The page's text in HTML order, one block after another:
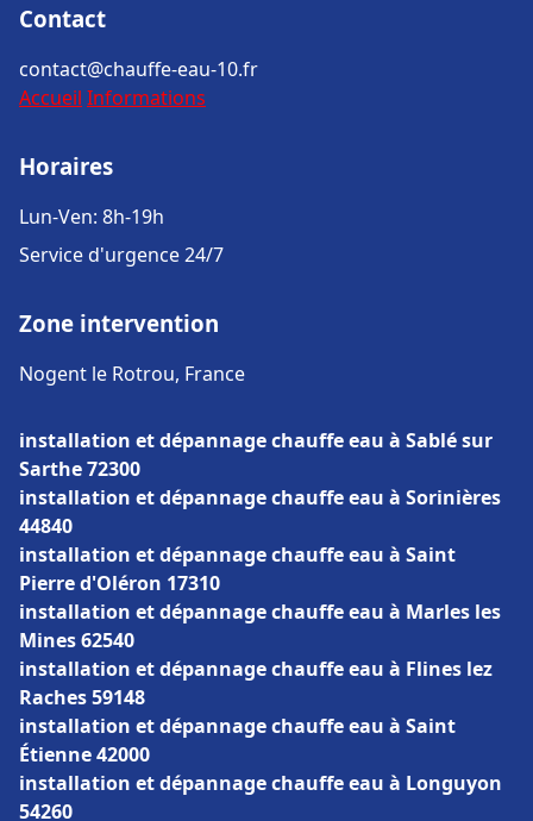
Contact
contact@chauffe-eau-10.fr
Accueil Informations
Horaires
Lun-Ven: 8h-19h
Service d'urgence 24/7
Zone intervention
Nogent le Rotrou, France
installation et dépannage chauffe eau à Sablé sur
Sarthe 72300
installation et dépannage chauffe eau à Sorinières
44840
installation et dépannage chauffe eau à Saint
Pierre d'Oléron 17310
installation et dépannage chauffe eau à Marles les
Mines 62540
installation et dépannage chauffe eau à Flines lez
Raches 59148
installation et dépannage chauffe eau à Saint
Étienne 42000
installation et dépannage chauffe eau à Longuyon
54260